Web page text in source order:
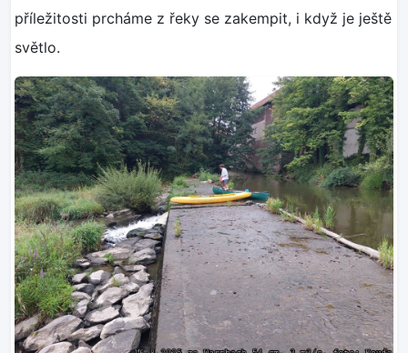
příležitosti prcháme z řeky se zakempit, i když je ještě
světlo.